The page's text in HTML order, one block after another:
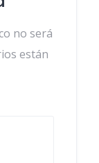
no será
están